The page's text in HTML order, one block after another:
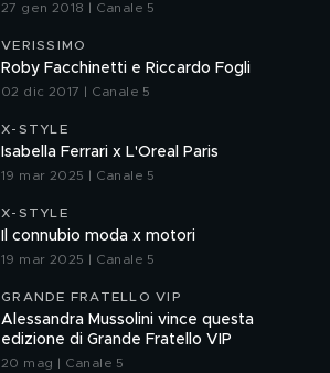
27 gen 2018 | Canale 5
VERISSIMO
Roby Facchinetti e Riccardo Fogli
02 dic 2017 | Canale 5
X-STYLE
Isabella Ferrari x L'Oreal Paris
19 mar 2025 | Canale 5
X-STYLE
Il connubio moda x motori
19 mar 2025 | Canale 5
GRANDE FRATELLO VIP
Alessandra Mussolini vince questa
edizione di Grande Fratello VIP
20 mag | Canale 5